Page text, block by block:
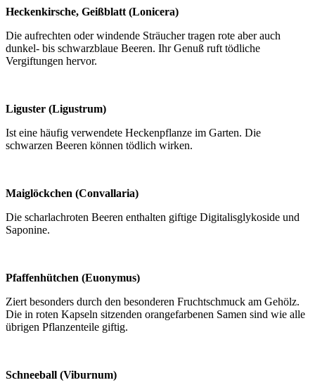
Heckenkirsche, Geißblatt (Lonicera)
Die aufrechten oder windende Sträucher tragen rote aber auch
dunkel- bis schwarzblaue Beeren. Ihr Genuß ruft tödliche
Vergiftungen hervor.
Liguster (Ligustrum)
Ist eine häufig verwendete Heckenpflanze im Garten. Die
schwarzen Beeren können tödlich wirken.
Maiglöckchen (Convallaria)
Die scharlachroten Beeren enthalten giftige Digitalisglykoside und
Saponine.
Pfaffenhütchen (Euonymus)
Ziert besonders durch den besonderen Fruchtschmuck am Gehölz.
Die in roten Kapseln sitzenden orangefarbenen Samen sind wie alle
übrigen Pflanzenteile giftig.
Schneeball (Viburnum)